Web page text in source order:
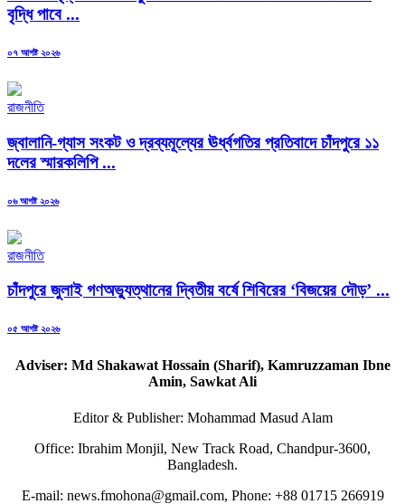
বৃদ্ধি পাবে ...
Posted
০৭ আগষ্ট ২০২৬
রাজনীতি
জ্বালানি-গ্যাস সংকট ও দ্রব্যমূল্যের ঊর্ধ্বগতির প্রতিবাদে চাঁদপুরে ১১
দলের স্মারকলিপি ...
Posted
০৬ আগষ্ট ২০২৬
রাজনীতি
চাঁদপুরে জুলাই গণঅভ্যুত্থানের দ্বিতীয় বর্ষে শিবিরের ‘বিজয়ের দৌড়’ ...
Posted
০৫ আগষ্ট ২০২৬
Adviser: Md Shakawat Hossain (Sharif), Kamruzzaman Ibne
Amin, Sawkat Ali
Editor & Publisher: Mohammad Masud Alam
Office: Ibrahim Monjil, New Track Road, Chandpur-3600,
Bangladesh.
E-mail: news.fmohona@gmail.com, Phone: +88 01715 266919